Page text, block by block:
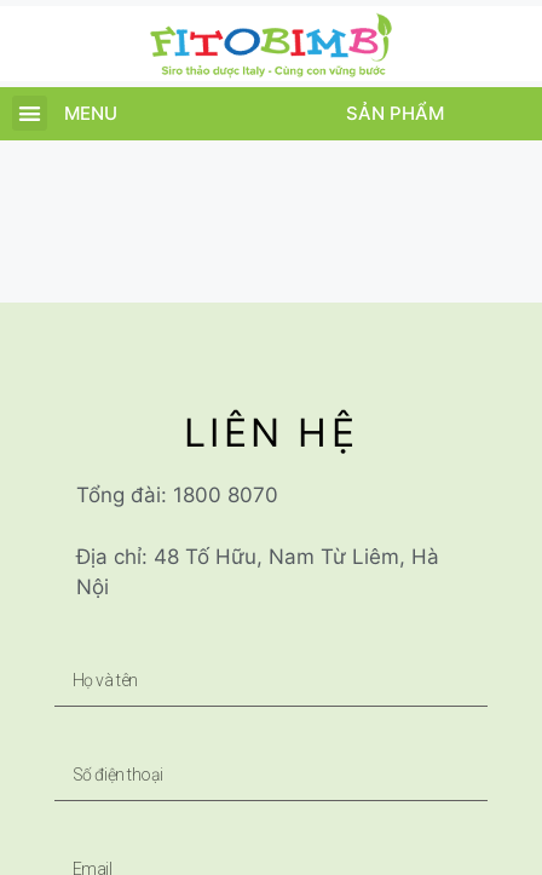
MENU SẢN PHẨM
LIÊN HỆ
Tổng đài: 1800 8070
Địa chỉ: 48 Tố Hữu, Nam Từ Liêm, Hà
Nội